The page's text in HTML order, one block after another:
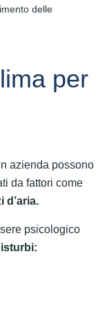
delle
per
azienda possono
da fattori come
d’aria.
psicologico